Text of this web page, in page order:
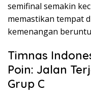
semifinal semakin
memastikan tempat
kemenangan
Timnas
Poin: Jalan
Grup C